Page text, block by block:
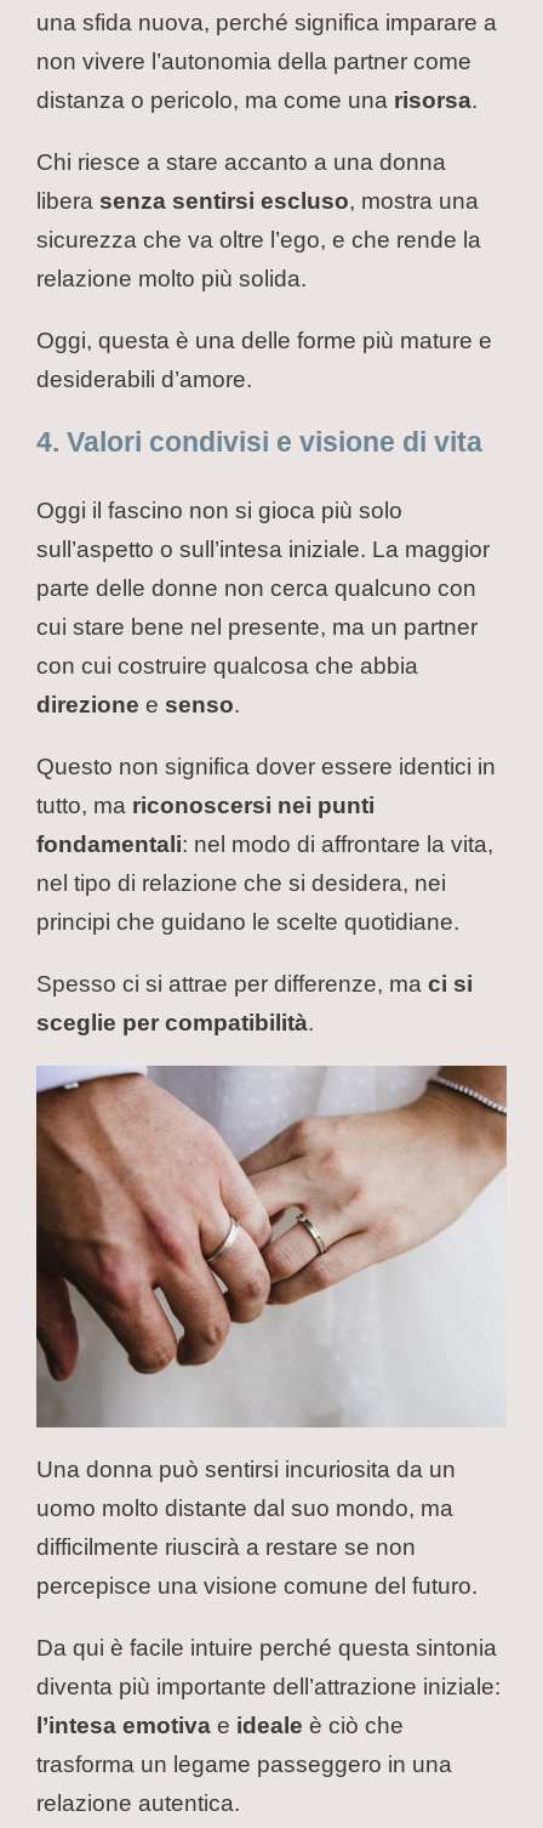
una sfida nuova, perché significa imparare a
non vivere l’autonomia della partner come
distanza o pericolo, ma come una risorsa.
Chi riesce a stare accanto a una donna
libera senza sentirsi escluso, mostra una
sicurezza che va oltre l’ego, e che rende la
relazione molto più solida.
Oggi, questa è una delle forme più mature e
desiderabili d’amore.
4. Valori condivisi e visione di vita
Oggi il fascino non si gioca più solo
sull’aspetto o sull’intesa iniziale. La maggior
parte delle donne non cerca qualcuno con
cui stare bene nel presente, ma un partner
con cui costruire qualcosa che abbia
direzione e senso.
Questo non significa dover essere identici in
tutto, ma riconoscersi nei punti
fondamentali: nel modo di affrontare la vita,
nel tipo di relazione che si desidera, nei
principi che guidano le scelte quotidiane.
Spesso ci si attrae per differenze, ma ci si
sceglie per compatibilità.
Una donna può sentirsi incuriosita da un
uomo molto distante dal suo mondo, ma
difficilmente riuscirà a restare se non
percepisce una visione comune del futuro.
Da qui è facile intuire perché questa sintonia
diventa più importante dell’attrazione iniziale:
l’intesa emotiva e ideale è ciò che
trasforma un legame passeggero in una
relazione autentica.